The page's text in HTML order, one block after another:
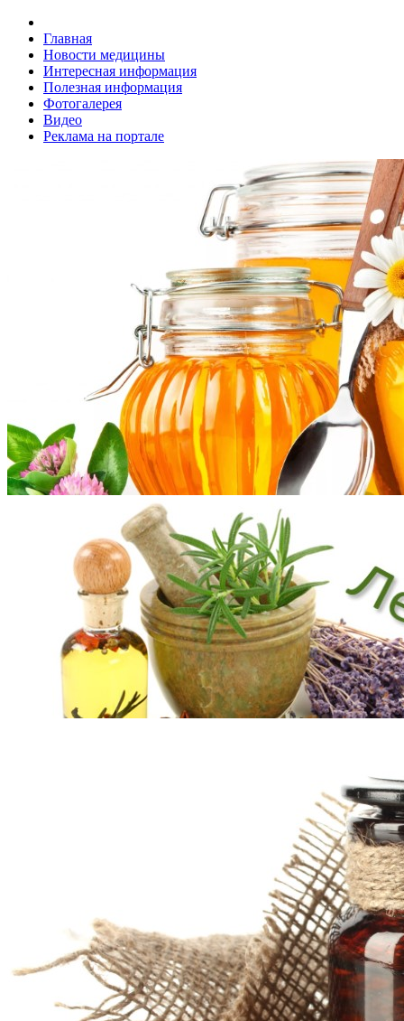
Главная
Новости медицины
Интересная информация
Полезная информация
Фотогалерея
Видео
Реклама на портале